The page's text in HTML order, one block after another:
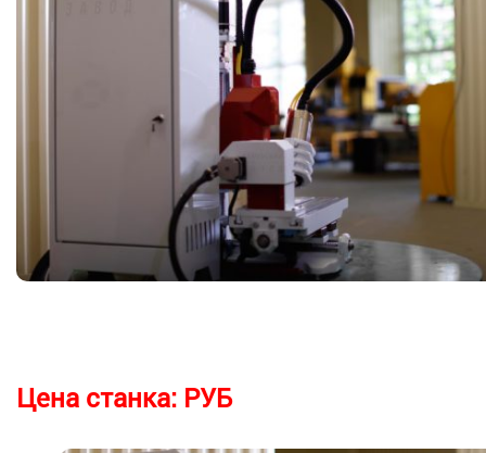
Цена станка: РУБ